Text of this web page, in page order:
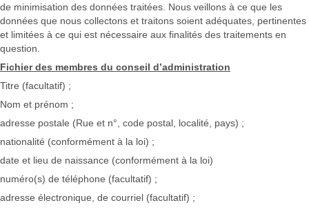
de minimisation des données traitées. Nous veillons à ce que les
données que nous collectons et traitons soient adéquates, pertinentes
et limitées à ce qui est nécessaire aux finalités des traitements en
question.
Fichier des membres du conseil d’administration
Titre (facultatif) ;
Nom et prénom ;
adresse postale (Rue et n°, code postal, localité, pays) ;
nationalité (conformément à la loi) ;
date et lieu de naissance (conformément à la loi)
numéro(s) de téléphone (facultatif) ;
adresse électronique, de courriel (facultatif) ;